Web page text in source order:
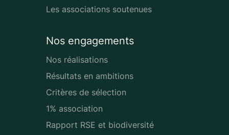
Les associations soutenues
Nos engagements
Nos réalisations
Résultats en ambitions
Critères de sélection
1% association
Rapport RSE et biodiversité